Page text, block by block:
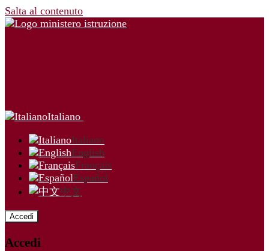
Salta al contenuto
Italiano
Italiano
English
Français
Español
中文
Accedi
Accedi